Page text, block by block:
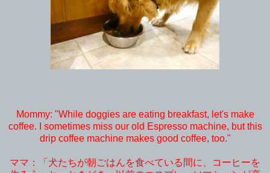
Mommy: "While doggies are eating breakfast, let's make
coffee. I sometimes miss our old Espresso machine, but this
drip coffee machine makes good coffee, too."
ママ：「犬たちが朝ごはんを食べている間に、コーヒーを